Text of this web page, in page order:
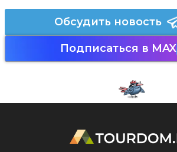
Обсудить новость
Подписаться в MAX